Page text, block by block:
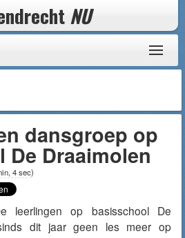
NU
dansgroep op
Draaimolen
4 sec)
leerlingen op basisschool De
dit jaar geen les meer op